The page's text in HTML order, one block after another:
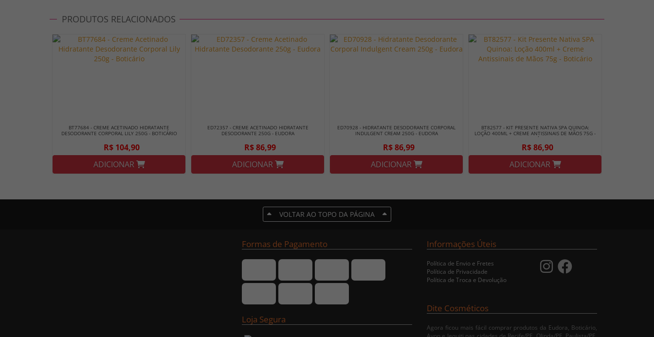
PRODUTOS RELACIONADOS
BT77684 - CREME ACETINADO HIDRATANTE
DESODORANTE CORPORAL LILY 250G - BOTICÁRIO
R$ 104,90
ADICIONAR
ED72357 - CREME ACETINADO HIDRATANTE
DESODORANTE 250G - EUDORA
R$ 86,99
ADICIONAR
ED70928 - HIDRATANTE DESODORANTE CORPORAL
INDULGENT CREAM 250G - EUDORA
R$ 86,99
ADICIONAR
BT82577 - KIT PRESENTE NATIVA SPA QUINOA:
LOÇÃO 400ML + CREME ANTISSINAIS DE MÃOS 75G -
BOTICÁRIO
R$ 86,90
ADICIONAR
VOLTAR AO TOPO DA PÁGINA
Formas de Pagamento
Loja Segura
Informações Úteis
Política de Envio e Fretes
Política de Privacidade
Política de Troca e Devolução
Dite Cosméticos
Agora ficou mais fácil comprar produtos da Eudora, Boticário,